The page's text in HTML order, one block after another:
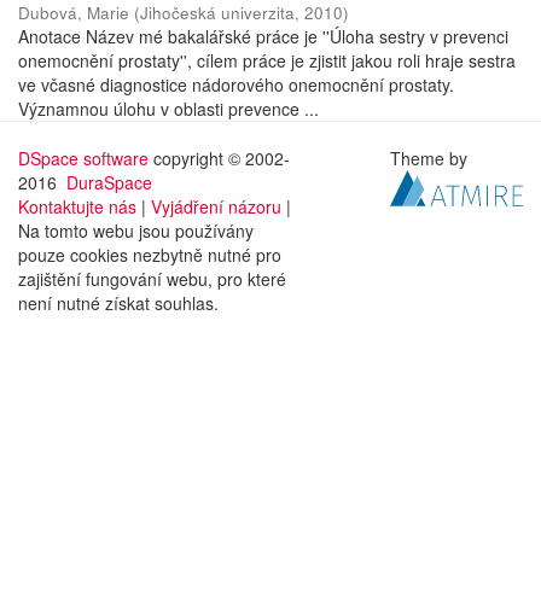
Dubová, Marie (Jihočeská univerzita, 2010)
Anotace Název mé bakalářské práce je ''Úloha sestry v prevenci
onemocnění prostaty'', cílem práce je zjistit jakou roli hraje sestra
ve včasné diagnostice nádorového onemocnění prostaty.
Významnou úlohu v oblasti prevence ...
DSpace software copyright © 2002-
2016 DuraSpace
Kontaktujte nás | Vyjádření názoru |
Na tomto webu jsou používány
pouze cookies nezbytně nutné pro
zajištění fungování webu, pro které
není nutné získat souhlas.
Theme by